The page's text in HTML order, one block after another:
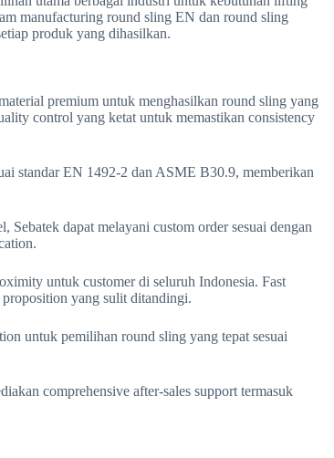
manufacturing round sling EN dan round sling
produk yang dihasilkan.
premium untuk menghasilkan round sling yang
control yang ketat untuk memastikan consistency
standar EN 1492-2 dan ASME B30.9, memberikan
Sebatek dapat melayani custom order sesuai dengan
untuk customer di seluruh Indonesia. Fast
yang sulit ditandingi.
untuk pemilihan round sling yang tepat sesuai
comprehensive after-sales support termasuk